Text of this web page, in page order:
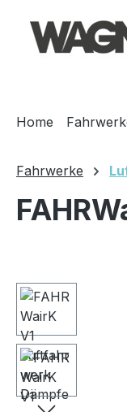
Hauptinhalt
Zur Suche springen
Zur
Home
Fahrwerke
Bildergalerie